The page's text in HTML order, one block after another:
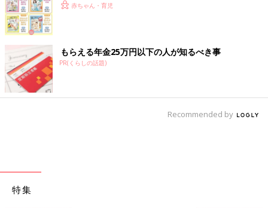
赤ちゃん・育児
もらえる年金25万円以下の人が知るべき事
PR(くらしの話題)
Recommended by
特集